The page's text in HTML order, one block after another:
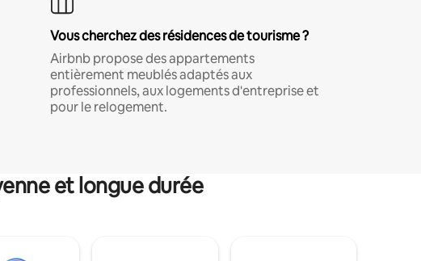
Vous cherchez des résidences de tourisme ?
Airbnb propose des appartements
entièrement meublés adaptés aux
professionnels, aux logements d'entreprise et
pour le relogement.
et longue durée